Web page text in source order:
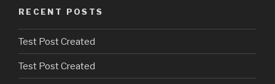
RECENT POSTS
Test Post Created
Test Post Created